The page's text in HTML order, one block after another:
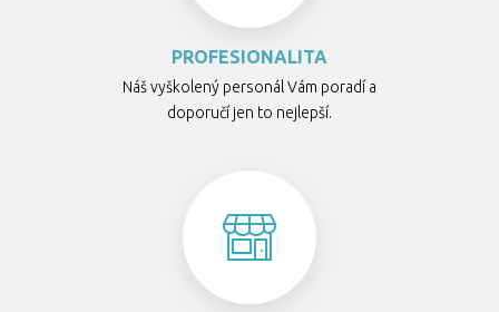
PROFESIONALITA
Náš vyškolený personál Vám poradí a
doporučí jen to nejlepší.